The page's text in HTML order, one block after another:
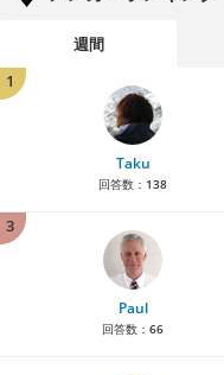
週間
1
Taku
回答数： 138
3
Paul
回答数： 66